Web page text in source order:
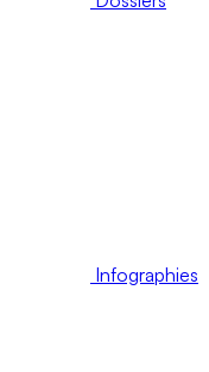
Infographies